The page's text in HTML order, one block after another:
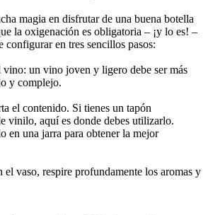
magia en disfrutar de una buena botella
la oxigenación es obligatoria – ¡y lo es! –
configurar en tres sencillos pasos:
vino: un vino joven y ligero debe ser más
y complejo.
el contenido. Si tienes un tapón
vinilo, aquí es donde debes utilizarlo.
en una jarra para obtener la mejor
vaso, respire profundamente los aromas y